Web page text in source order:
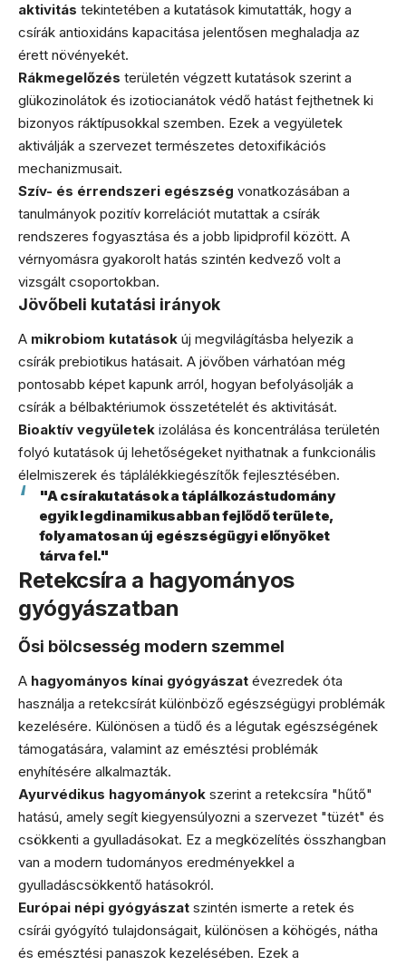
aktivitás tekintetében a kutatások kimutatták, hogy a
csírák antioxidáns kapacitása jelentősen meghaladja az
érett növényekét.
Rákmegelőzés területén végzett kutatások szerint a
glükozinolátok és izotiocianátok védő hatást fejthetnek ki
bizonyos ráktípusokkal szemben. Ezek a vegyületek
aktiválják a szervezet természetes detoxifikációs
mechanizmusait.
Szív- és érrendszeri egészség vonatkozásában a
tanulmányok pozitív korrelációt mutattak a csírák
rendszeres fogyasztása és a jobb lipidprofil között. A
vérnyomásra gyakorolt hatás szintén kedvező volt a
vizsgált csoportokban.
Jövőbeli kutatási irányok
A mikrobiom kutatások új megvilágításba helyezik a
csírák prebiotikus hatásait. A jövőben várhatóan még
pontosabb képet kapunk arról, hogyan befolyásolják a
csírák a bélbaktériumok összetételét és aktivitását.
Bioaktív vegyületek izolálása és koncentrálása területén
folyó kutatások új lehetőségeket nyithatnak a funkcionális
élelmiszerek és táplálékkiegészítők fejlesztésében.
"A csírakutatások a táplálkozástudomány
egyik legdinamikusabban fejlődő területe,
folyamatosan új egészségügyi előnyöket
tárva fel."
Retekcsíra a hagyományos
gyógyászatban
Ősi bölcsesség modern szemmel
A hagyományos kínai gyógyászat évezredek óta
használja a retekcsírát különböző egészségügyi problémák
kezelésére. Különösen a tüdő és a légutak egészségének
támogatására, valamint az emésztési problémák
enyhítésére alkalmazták.
Ayurvédikus hagyományok szerint a retekcsíra "hűtő"
hatású, amely segít kiegyensúlyozni a szervezet "tüzét" és
csökkenti a gyulladásokat. Ez a megközelítés összhangban
van a modern tudományos eredményekkel a
gyulladáscsökkentő hatásokról.
Európai népi gyógyászat szintén ismerte a retek és
csírái gyógyító tulajdonságait, különösen a köhögés, nátha
és emésztési panaszok kezelésében. Ezek a